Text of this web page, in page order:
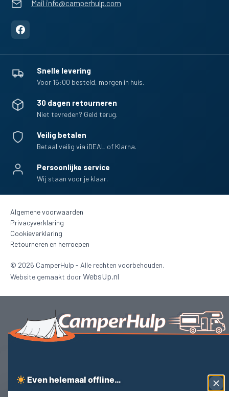
Wij gebruiken noodzakelijke cookies om Camperhulp goed te laten werken.
Met jouw toestemming gebruiken we ook analytische en marketingcookies.
Mail info@camperhulp.com
Snelle levering
Voor 16:00 besteld, morgen in huis.
30 dagen retourneren
Niet tevreden? Geld terug.
Veilig betalen
Betaal veilig via iDEAL of Klarna.
Persoonlijke service
Wij staan voor je klaar.
Algemene voorwaarden
Privacyverklaring
Cookieverklaring
Retourneren en herroepen
© 2026 CamperHulp - Alle rechten voorbehouden.
Website gemaakt doorWebsUp.nl
Even helemaal offline…